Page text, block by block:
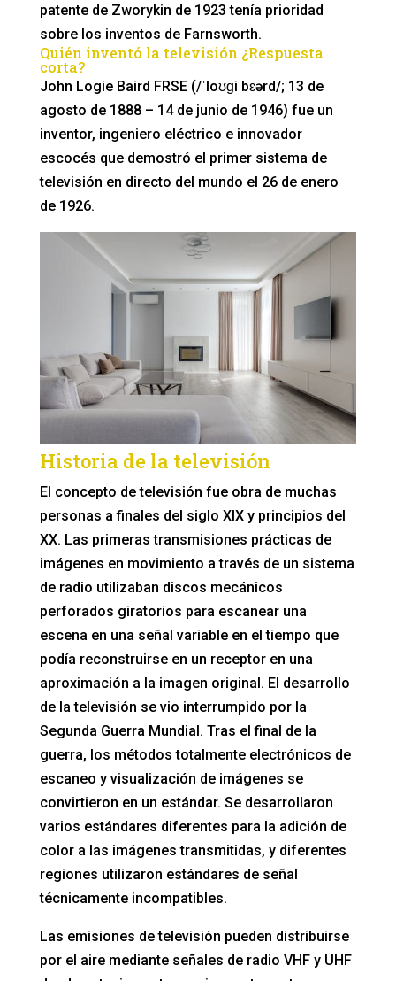
patente de Zworykin de 1923 tenía prioridad
sobre los inventos de Farnsworth.
Quién inventó la televisión ¿Respuesta
corta?
John Logie Baird FRSE (/ˈloʊɡi bɛərd/; 13 de
agosto de 1888 – 14 de junio de 1946) fue un
inventor, ingeniero eléctrico e innovador
escocés que demostró el primer sistema de
televisión en directo del mundo el 26 de enero
de 1926.
Historia de la televisión
El concepto de televisión fue obra de muchas
personas a finales del siglo XIX y principios del
XX. Las primeras transmisiones prácticas de
imágenes en movimiento a través de un sistema
de radio utilizaban discos mecánicos
perforados giratorios para escanear una
escena en una señal variable en el tiempo que
podía reconstruirse en un receptor en una
aproximación a la imagen original. El desarrollo
de la televisión se vio interrumpido por la
Segunda Guerra Mundial. Tras el final de la
guerra, los métodos totalmente electrónicos de
escaneo y visualización de imágenes se
convirtieron en un estándar. Se desarrollaron
varios estándares diferentes para la adición de
color a las imágenes transmitidas, y diferentes
regiones utilizaron estándares de señal
técnicamente incompatibles.
Las emisiones de televisión pueden distribuirse
por el aire mediante señales de radio VHF y UHF